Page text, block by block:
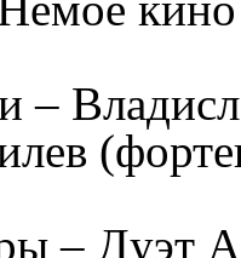
– Дуэт